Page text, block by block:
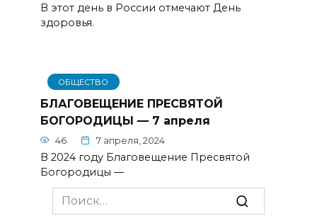
В этот день в России отмечают День
здоровья.
ОБЩЕСТВО
БЛАГОВЕЩЕНИЕ ПРЕСВЯТОЙ
БОГОРОДИЦЫ — 7 апреля
46 7 апреля, 2024
В 2024 году Благовещение Пресвятой
Богородицы —
Search
for: